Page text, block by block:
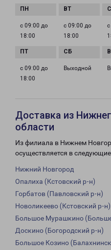
с 09:00 до
18:00
с 09:00 до
18:00
с 09:00 до
18:00
Выходной
Доставка из
области
Из филиала в Нижнем
осуществляется в
Нижний Новгород
Опалиха (Кстовский р-н)
Горбатов (Павловский р-н)
Новоликеево (Кстовский р-н)
Большое Мурашкино
Доскино (Богородский р-н)
Большое Козино